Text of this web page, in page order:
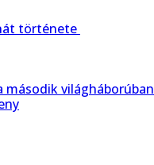
története
világháborúban